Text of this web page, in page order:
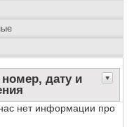
дату и
нет информации про